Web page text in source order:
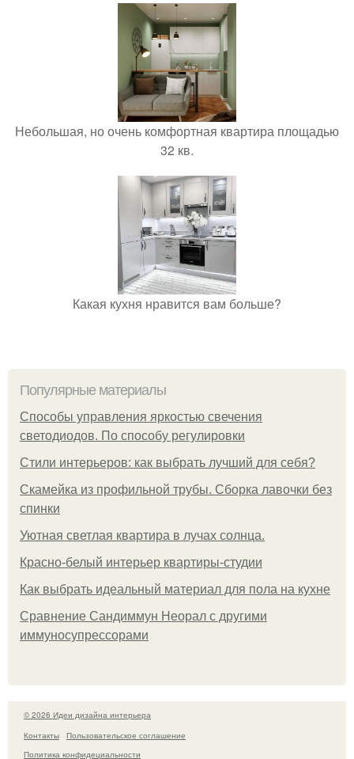
Небольшая, но очень комфортная квартира площадью
32 кв.
Какая кухня нравится вам больше?
Популярные материалы
Способы управления яркостью свечения
светодиодов. По способу регулировки
Стили интерьеров: как выбрать лучший для себя?
Скамейка из профильной трубы. Сборка лавочки без
спинки
Уютная светлая квартира в лучах солнца.
Красно-белый интерьер квартиры-студии
Как выбрать идеальный материал для пола на кухне
Сравнение Сандиммун Неорал с другими
иммуносупрессорами
© 2026 Идеи дизайна интерьера
Контакты
Пользовательское соглашение
Политика конфидециальности